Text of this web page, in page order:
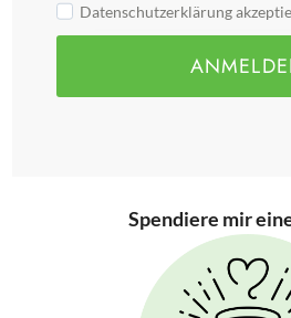
Datenschutzerklärung
Spendiere mir